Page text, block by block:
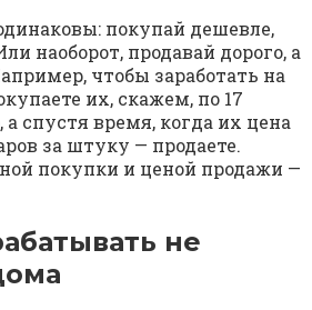
покупай дешевле,
наоборот, продавай дорого, а
чтобы заработать на
их, скажем, по 17
а спустя время, когда их цена
за штуку — продаете.
покупки и ценой продажи —
не